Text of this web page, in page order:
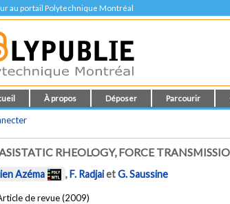
au portail Polytechnique Montréal
À propos Déposer Parcourir
RHEOLOGY, FORCE
Azéma ,F. RadjaietG. Saussine
de revue (2009)